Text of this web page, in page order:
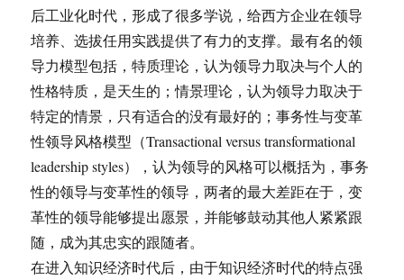
后工业化时代，形成了很多学说，给西方企业在领导
培养、选拔任用实践提供了有力的支撑。最有名的领
导力模型包括，特质理论，认为领导力取决与个人的
性格特质，是天生的；情景理论，认为领导力取决于
特定的情景，只有适合的没有最好的；事务性与变革
性领导风格模型（Transactional versus transformational
leadership styles），认为领导的风格可以概括为，事务
性的领导与变革性的领导，两者的最大差距在于，变
革性的领导能够提出愿景，并能够鼓动其他人紧紧跟
随，成为其忠实的跟随者。
在进入知识经济时代后，由于知识经济时代的特点强